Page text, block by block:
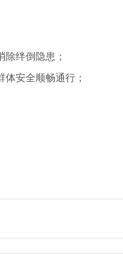
绊倒隐患；
安全顺畅通行；